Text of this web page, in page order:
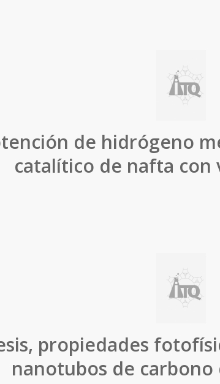
de hidrógeno
catalítico de nafta con
propiedades
nanotubos de carbono